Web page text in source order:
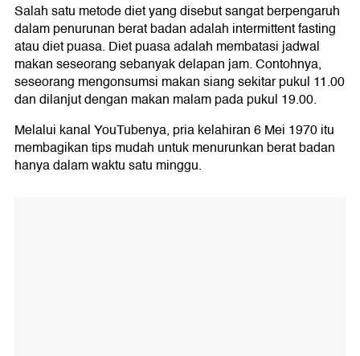
Salah satu metode diet yang disebut sangat berpengaruh
dalam penurunan berat badan adalah intermittent fasting
atau diet puasa. Diet puasa adalah membatasi jadwal
makan seseorang sebanyak delapan jam. Contohnya,
seseorang mengonsumsi makan siang sekitar pukul 11.00
dan dilanjut dengan makan malam pada pukul 19.00.
Melalui kanal YouTubenya, pria kelahiran 6 Mei 1970 itu
membagikan tips mudah untuk menurunkan berat badan
hanya dalam waktu satu minggu.